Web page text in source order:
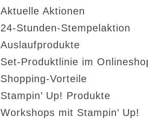
Aktuelle Aktionen
24-Stunden-Stempelaktion
Auslaufprodukte
Set-Produktlinie im
Shopping-Vorteile
Stampin’ Up! Produkte
Workshops mit Stampin’ Up!